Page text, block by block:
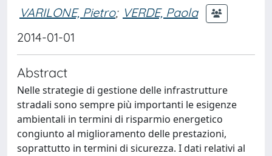
VARILONE, Pietro; VERDE, Paola
2014-01-01
Abstract
Nelle strategie di gestione delle infrastrutture
stradali sono sempre più importanti le esigenze
ambientali in termini di risparmio energetico
congiunto al miglioramento delle prestazioni,
soprattutto in termini di sicurezza. I dati relativi al